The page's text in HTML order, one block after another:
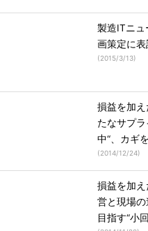
製造ITニュ
画策定に
(2015/3/13)
損益を加
たなサプ
中“、カギ
(2014/12/24)
損益を加
営と現場の
目指す“小